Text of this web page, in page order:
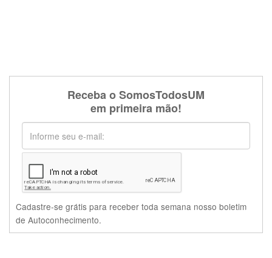
Receba o SomosTodosUM
em primeira mão!
Cadastre-se grátis para receber toda semana nosso boletim
de Autoconhecimento.